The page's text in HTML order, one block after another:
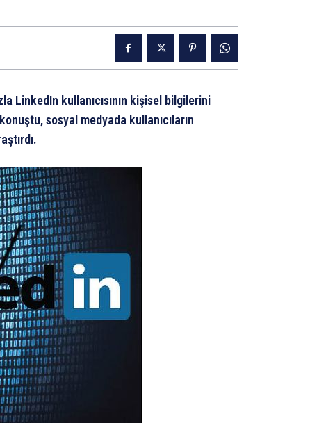
LinkedIn kullanıcısının kişisel bilgilerini
sosyal medyada kullanıcıların